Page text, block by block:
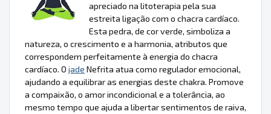
apreciado na litoterapia pela sua
estreita ligação com o chacra cardíaco.
Esta pedra, de cor verde, simboliza a
natureza, o crescimento e a harmonia, atributos que
correspondem perfeitamente à energia do chacra
cardíaco. O jade Nefrita atua como regulador emocional,
ajudando a equilibrar as energias deste chakra. Promove
a compaixão, o amor incondicional e a tolerância, ao
mesmo tempo que ajuda a libertar sentimentos de raiva,